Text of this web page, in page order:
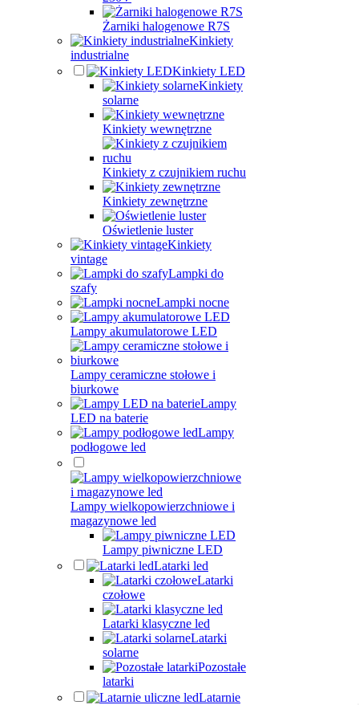
Żarniki halogenowe R7S
Kinkiety
industrialne
Kinkiety LED
Kinkiety
solarne
Kinkiety wewnętrzne
Kinkiety z czujnikiem ruchu
Kinkiety zewnętrzne
Oświetlenie luster
Kinkiety
vintage
Lampki do
szafy
Lampki nocne
Lampy akumulatorowe LED
Lampy ceramiczne stołowe i
biurkowe
Lampy
LED na baterie
Lampy
podłogowe led
Lampy wielkopowierzchniowe i
magazynowe led
Lampy piwniczne LED
Latarki led
Latarki
czołowe
Latarki klasyczne led
Latarki
solarne
Pozostałe
latarki
Latarnie